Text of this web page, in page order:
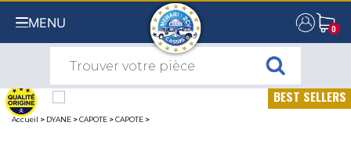
MENU 0
0
BEST SELLERS
Accueil > DYANE >CAPOTE >CAPOTE >